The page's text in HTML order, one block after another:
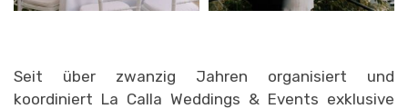
Seit über zwanzig Jahren organisiert und
koordiniert La Calla Weddings & Events exklusive